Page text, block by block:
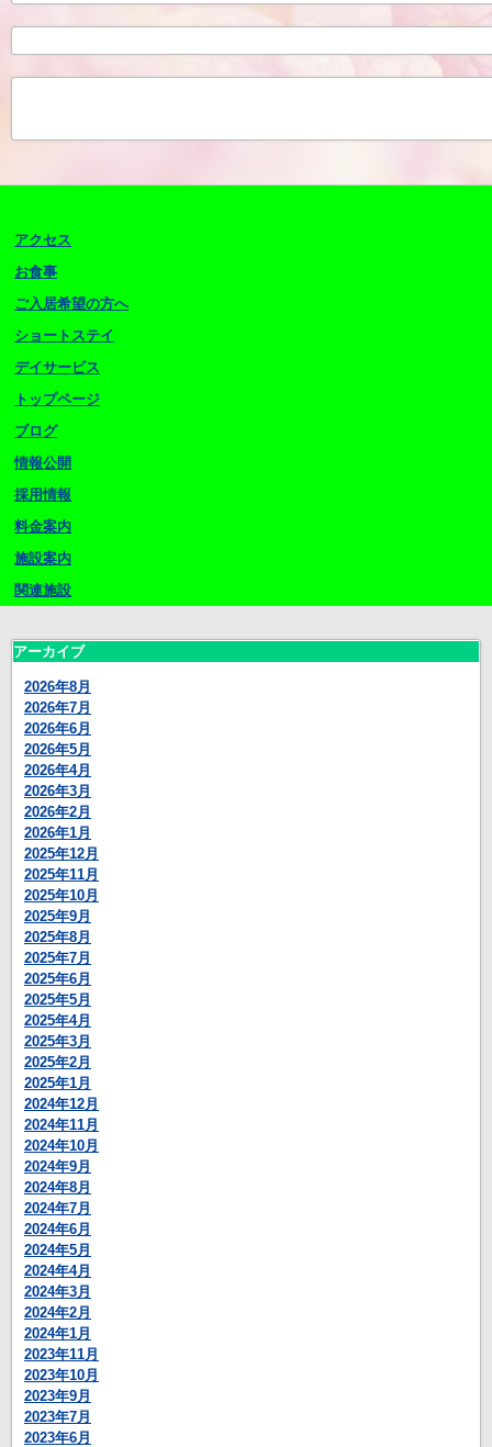
アクセス
お食事
ご入居希望の方へ
ショートステイ
デイサービス
トップページ
ブログ
情報公開
採用情報
料金案内
施設案内
関連施設
アーカイブ
2026年8月
2026年7月
2026年6月
2026年5月
2026年4月
2026年3月
2026年2月
2026年1月
2025年12月
2025年11月
2025年10月
2025年9月
2025年8月
2025年7月
2025年6月
2025年5月
2025年4月
2025年3月
2025年2月
2025年1月
2024年12月
2024年11月
2024年10月
2024年9月
2024年8月
2024年7月
2024年6月
2024年5月
2024年4月
2024年3月
2024年2月
2024年1月
2023年11月
2023年10月
2023年9月
2023年7月
2023年6月